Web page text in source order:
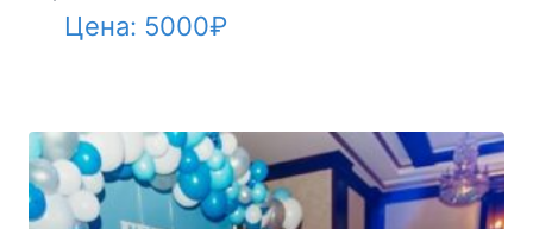
Цена: 5000₽